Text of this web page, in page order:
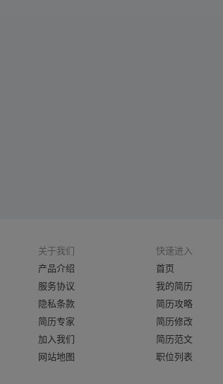
关于我们
产品介绍
服务协议
隐私条款
简历专家
加入我们
网站地图
快速进入
首页
我的简历
简历攻略
简历修改
简历范文
职位列表